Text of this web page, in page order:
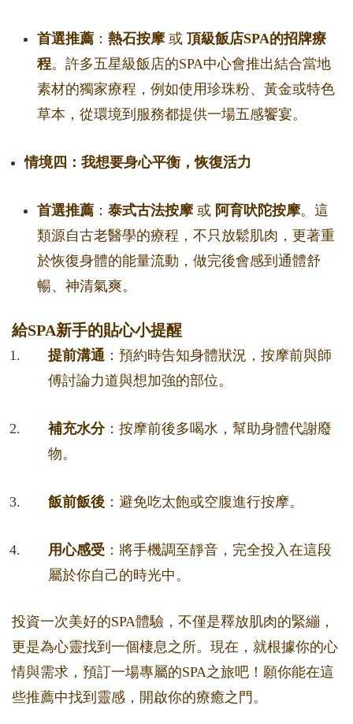
首選推薦 ： 熱石按摩或 頂級飯店SPA的招牌療
程。許多五星級飯店的SPA中心會推出結合當地
素材的獨家療程，例如使用珍珠粉、黃金或特色
草本，從環境到服務都提供一場五感饗宴。
情境四：我想要身心平衡，恢復活力
首選推薦 ： 泰式古法按摩或 阿育吠陀按摩。這
類源自古老醫學的療程，不只放鬆肌肉，更著重
於恢復身體的能量流動，做完後會感到通體舒
暢、神清氣爽。
給SPA新手的貼心小提醒
提前溝通 ：預約時告知身體狀況，按摩前與師
傅討論力道與想加強的部位。
補充水分：按摩前後多喝水，幫助身體代謝廢
物。
飯前飯後 ：避免吃太飽或空腹進行按摩。
用心感受 ：將手機調至靜音，完全投入在這段
屬於你自己的時光中。
投資一次美好的SPA體驗，不僅是釋放肌肉的緊繃，
更是為心靈找到一個棲息之所。現在，就根據你的心
情與需求，預訂一場專屬的SPA之旅吧！願你能在這
些推薦中找到靈感，開啟你的療癒之門。